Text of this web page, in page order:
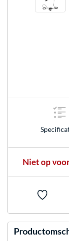
Niet op